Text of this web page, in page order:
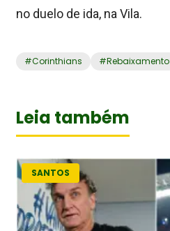
no duelo de ida, na Vila.
#Corinthians #Rebaixamento
Leia também
SANTOS